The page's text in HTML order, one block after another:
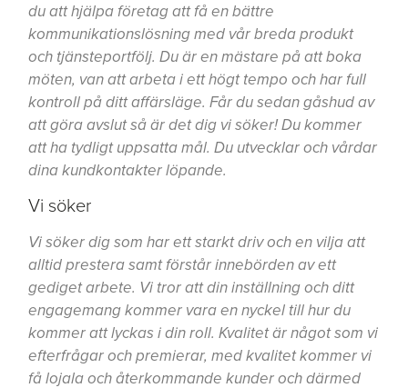
du att hjälpa företag att få en bättre
kommunikationslösning med vår breda produkt
och tjänsteportfölj. Du är en mästare på att boka
möten, van att arbeta i ett högt tempo och har full
kontroll på ditt affärsläge. Får du sedan gåshud av
att göra avslut så är det dig vi söker! Du kommer
att ha tydligt uppsatta mål. Du utvecklar och vårdar
dina kundkontakter löpande.
Vi söker
Vi söker dig som har ett starkt driv och en vilja att
alltid prestera samt förstår innebörden av ett
gediget arbete. Vi tror att din inställning och ditt
engagemang kommer vara en nyckel till hur du
kommer att lyckas i din roll. Kvalitet är något som vi
efterfrågar och premierar, med kvalitet kommer vi
få lojala och återkommande kunder och därmed